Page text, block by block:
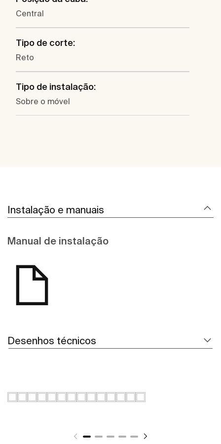
Central
Tipo de corte:
Reto
Tipo de instalação:
Sobre o móvel
Instalação e manuais
Manual de instalação
Desenhos técnicos